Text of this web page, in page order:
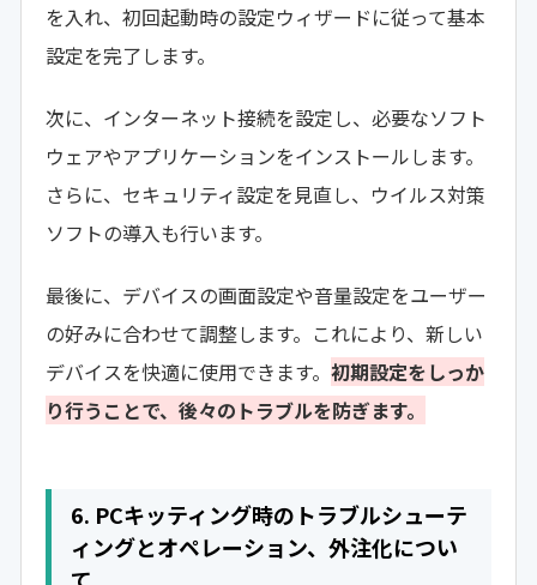
を入れ、初回起動時の設定ウィザードに従って基本
設定を完了します。
次に、インターネット接続を設定し、必要なソフト
ウェアやアプリケーションをインストールします。
さらに、セキュリティ設定を見直し、ウイルス対策
ソフトの導入も行います。
最後に、デバイスの画面設定や音量設定をユーザー
の好みに合わせて調整します。これにより、新しい
デバイスを快適に使用できます。 初期設定をしっか
り行うことで、後々のトラブルを防ぎます。
6. PCキッティング時のトラブルシューテ
ィングとオペレーション、外注化につい
て